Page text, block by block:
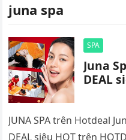
juna spa
SPA
Juna
DEAL
JUNA SPA trên Hotdeal
DEAL siêu HOT trên